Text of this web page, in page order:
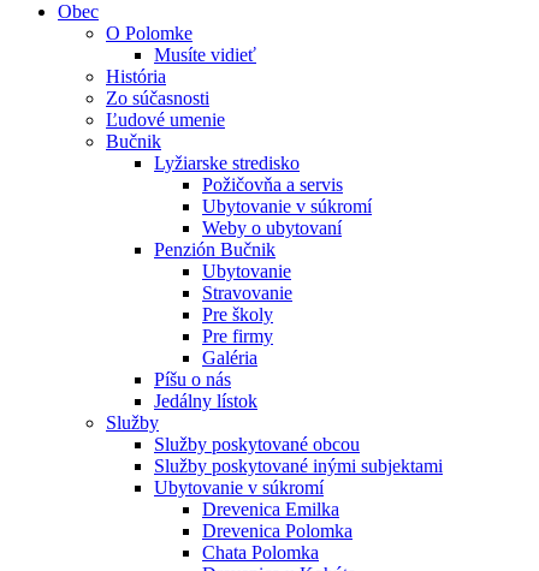
Obec
O Polomke
Musíte vidieť
História
Zo súčasnosti
Ľudové umenie
Bučnik
Lyžiarske stredisko
Požičovňa a servis
Ubytovanie v súkromí
Weby o ubytovaní
Penzión Bučnik
Ubytovanie
Stravovanie
Pre školy
Pre firmy
Galéria
Píšu o nás
Jedálny lístok
Služby
Služby poskytované obcou
Služby poskytované inými subjektami
Ubytovanie v súkromí
Drevenica Emilka
Drevenica Polomka
Chata Polomka